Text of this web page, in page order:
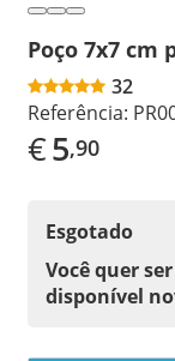
Poço 7x7 cm
32
Referência:
€5,90
Esgotado
Você quer
disponível